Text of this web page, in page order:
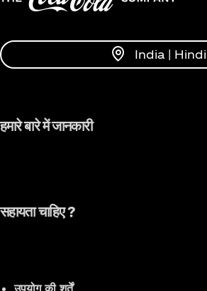
India | Hindi
हमारे बारे में जानकारी
सहायता चाहिए ?
उपयोग की शर्तें